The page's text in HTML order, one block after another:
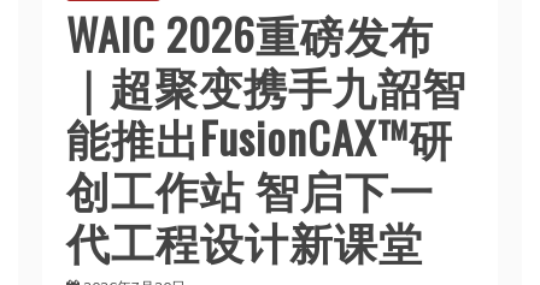
WAIC 2026重磅发布
｜超聚变携手九韶智
能推出FusionCAX™研
创工作站 智启下一
代工程设计新课堂